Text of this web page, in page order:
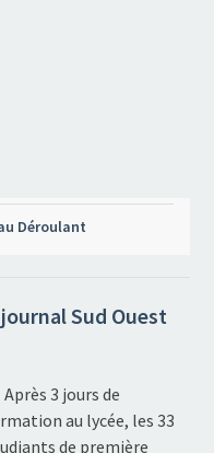
Déroulant
Sud Ouest
Après 3 jours de
au lycée, les 33
de première